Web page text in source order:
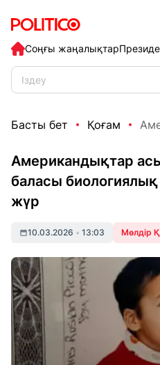
Соңғы жаңалықтар
Басты бет Қоғам
Американдықтар
баласы биологиялық
жүр
10.03.2026 • 13:03 Мөлдір